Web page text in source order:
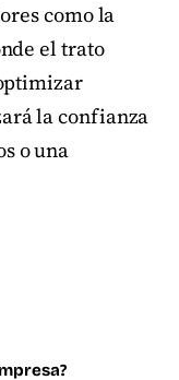
como la
el trato
la confianza
o una